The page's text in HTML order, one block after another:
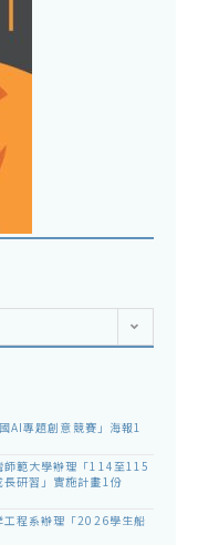
AI專題創意競賽」海報1
師範大學辦理「114至115
研習」實施計畫1份
工程系辦理「2026學生船